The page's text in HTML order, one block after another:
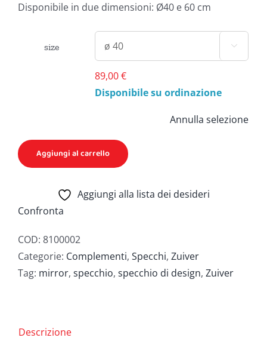
Disponibile in due dimensioni: Ø40 e 60 cm
size 
89,00€
Disponibile su ordinazione
Annulla selezione
Aggiungi al carrello
Aggiungi alla lista dei desideri
Confronta
COD: 8100002
Categorie: Complementi, Specchi, Zuiver
Tag: mirror, specchio, specchio di design, Zuiver
Descrizione